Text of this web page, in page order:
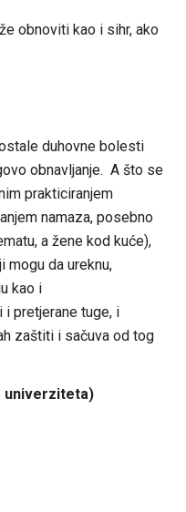
obnoviti kao i sihr, ako
duhovne bolesti
obnavljanje. A što se
prakticiranjem
namaza, posebno
a žene kod kuće),
mogu da ureknu,
kao i
i pretjerane tuge, i
zaštiti i sačuva od tog
univerziteta)